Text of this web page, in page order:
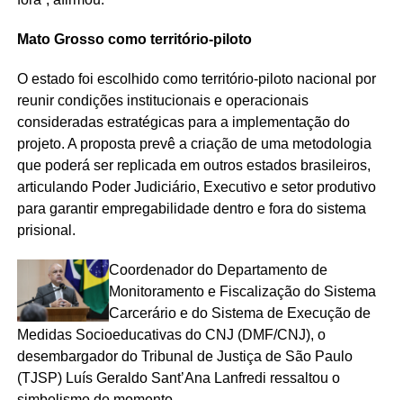
Mato Grosso como território-piloto
O estado foi escolhido como território-piloto nacional por
reunir condições institucionais e operacionais
consideradas estratégicas para a implementação do
projeto. A proposta prevê a criação de uma metodologia
que poderá ser replicada em outros estados brasileiros,
articulando Poder Judiciário, Executivo e setor produtivo
para garantir empregabilidade dentro e fora do sistema
prisional.
Coordenador do Departamento de
Monitoramento e Fiscalização do Sistema
Carcerário e do Sistema de Execução de
Medidas Socioeducativas do CNJ (DMF/CNJ), o
desembargador do Tribunal de Justiça de São Paulo
(TJSP) Luís Geraldo Sant’Ana Lanfredi ressaltou o